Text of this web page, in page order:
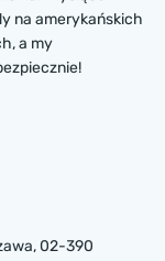
na amerykańskich
a my
02-390